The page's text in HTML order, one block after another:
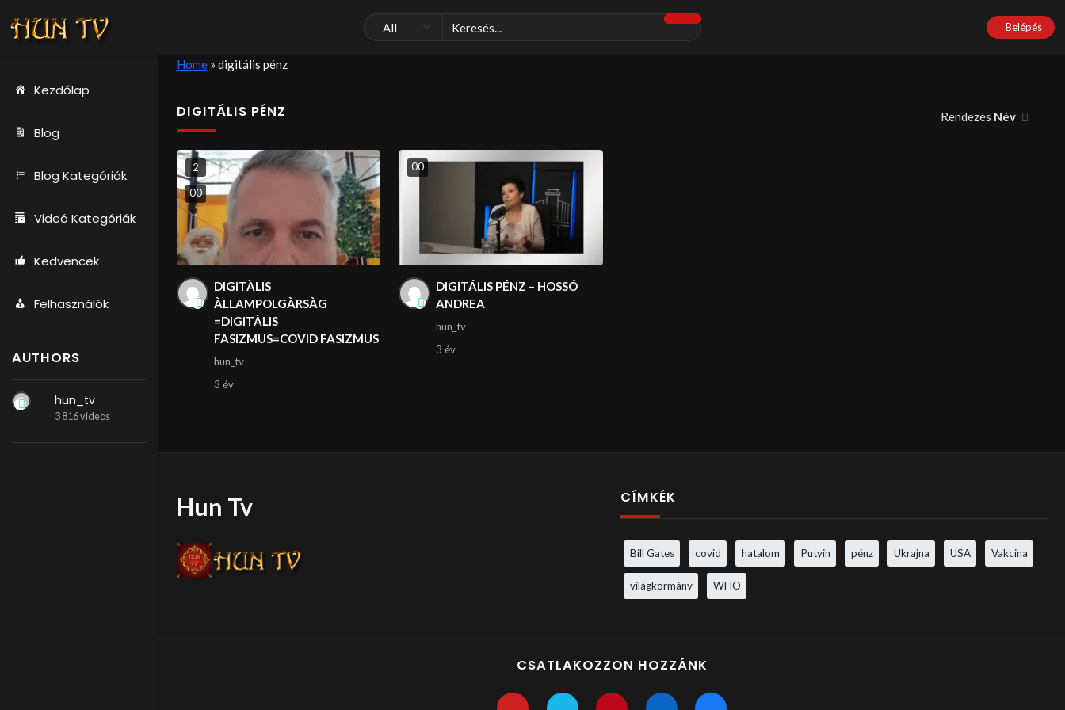
Belépés
Kezdőlap
Blog
Blog Kategóriák
Videó Kategóriák
Kedvencek
Felhasználók
AUTHORS
hun_tv
3 816 videos
Home» digitális pénz
DIGITÁLIS PÉNZ Rendezés Név
2
00
DIGITÀLIS
ÀLLAMPOLGÀRSÀG
=DIGITÀLIS
FASIZMUS=COVID FASIZMUS
hun_tv
3 év
00
DIGITÁLIS PÉNZ – HOSSÓ
ANDREA
hun_tv
3 év
Hun Tv CÍMKÉK
Bill Gates covid hatalom Putyin pénz Ukrajna USA Vakcina
világkormány WHO
CSATLAKOZZON HOZZÁNK